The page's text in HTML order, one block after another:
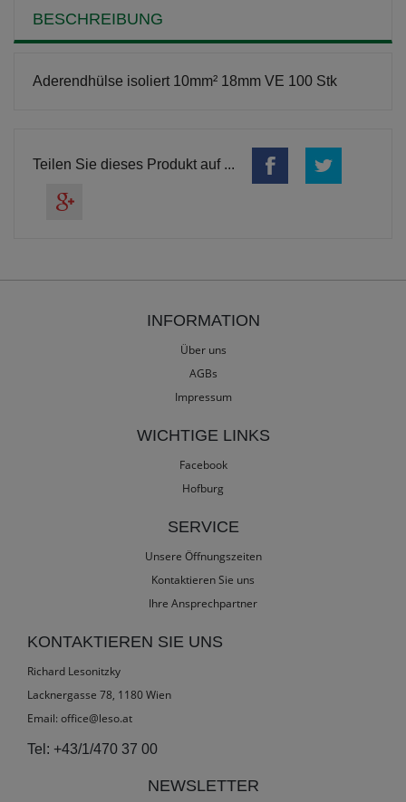
BESCHREIBUNG
Aderendhülse isoliert 10mm² 18mm VE 100 Stk
Teilen Sie dieses Produkt auf ...
INFORMATION
Über uns
AGBs
Impressum
WICHTIGE LINKS
Facebook
Hofburg
SERVICE
Unsere Öffnungszeiten
Kontaktieren Sie uns
Ihre Ansprechpartner
KONTAKTIEREN SIE UNS
Richard Lesonitzky
Lacknergasse 78, 1180 Wien
Email: office@leso.at
Tel: +43/1/470 37 00
NEWSLETTER